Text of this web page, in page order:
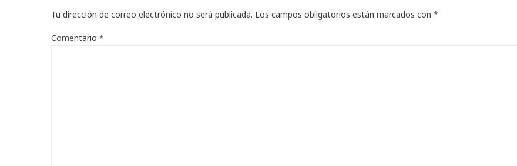
Tu dirección de correo electrónico no será publicada. Los campos obligatorios están marcados con *
Comentario *